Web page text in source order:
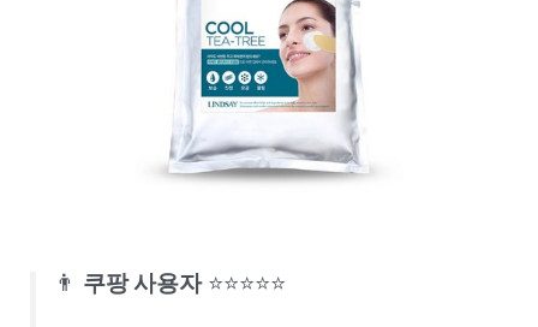
👨 쿠팡 사용자 ⭐⭐⭐⭐⭐